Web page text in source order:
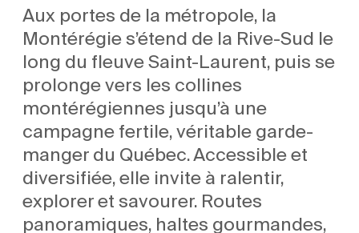
Aux portes de la métropole, la
Montérégie s’étend de la Rive-Sud le
long du fleuve Saint-Laurent, puis se
prolonge vers les collines
montérégiennes jusqu’à une
campagne fertile, véritable garde-
manger du Québec. Accessible et
diversifiée, elle invite à ralentir,
explorer et savourer. Routes
panoramiques, haltes gourmandes,